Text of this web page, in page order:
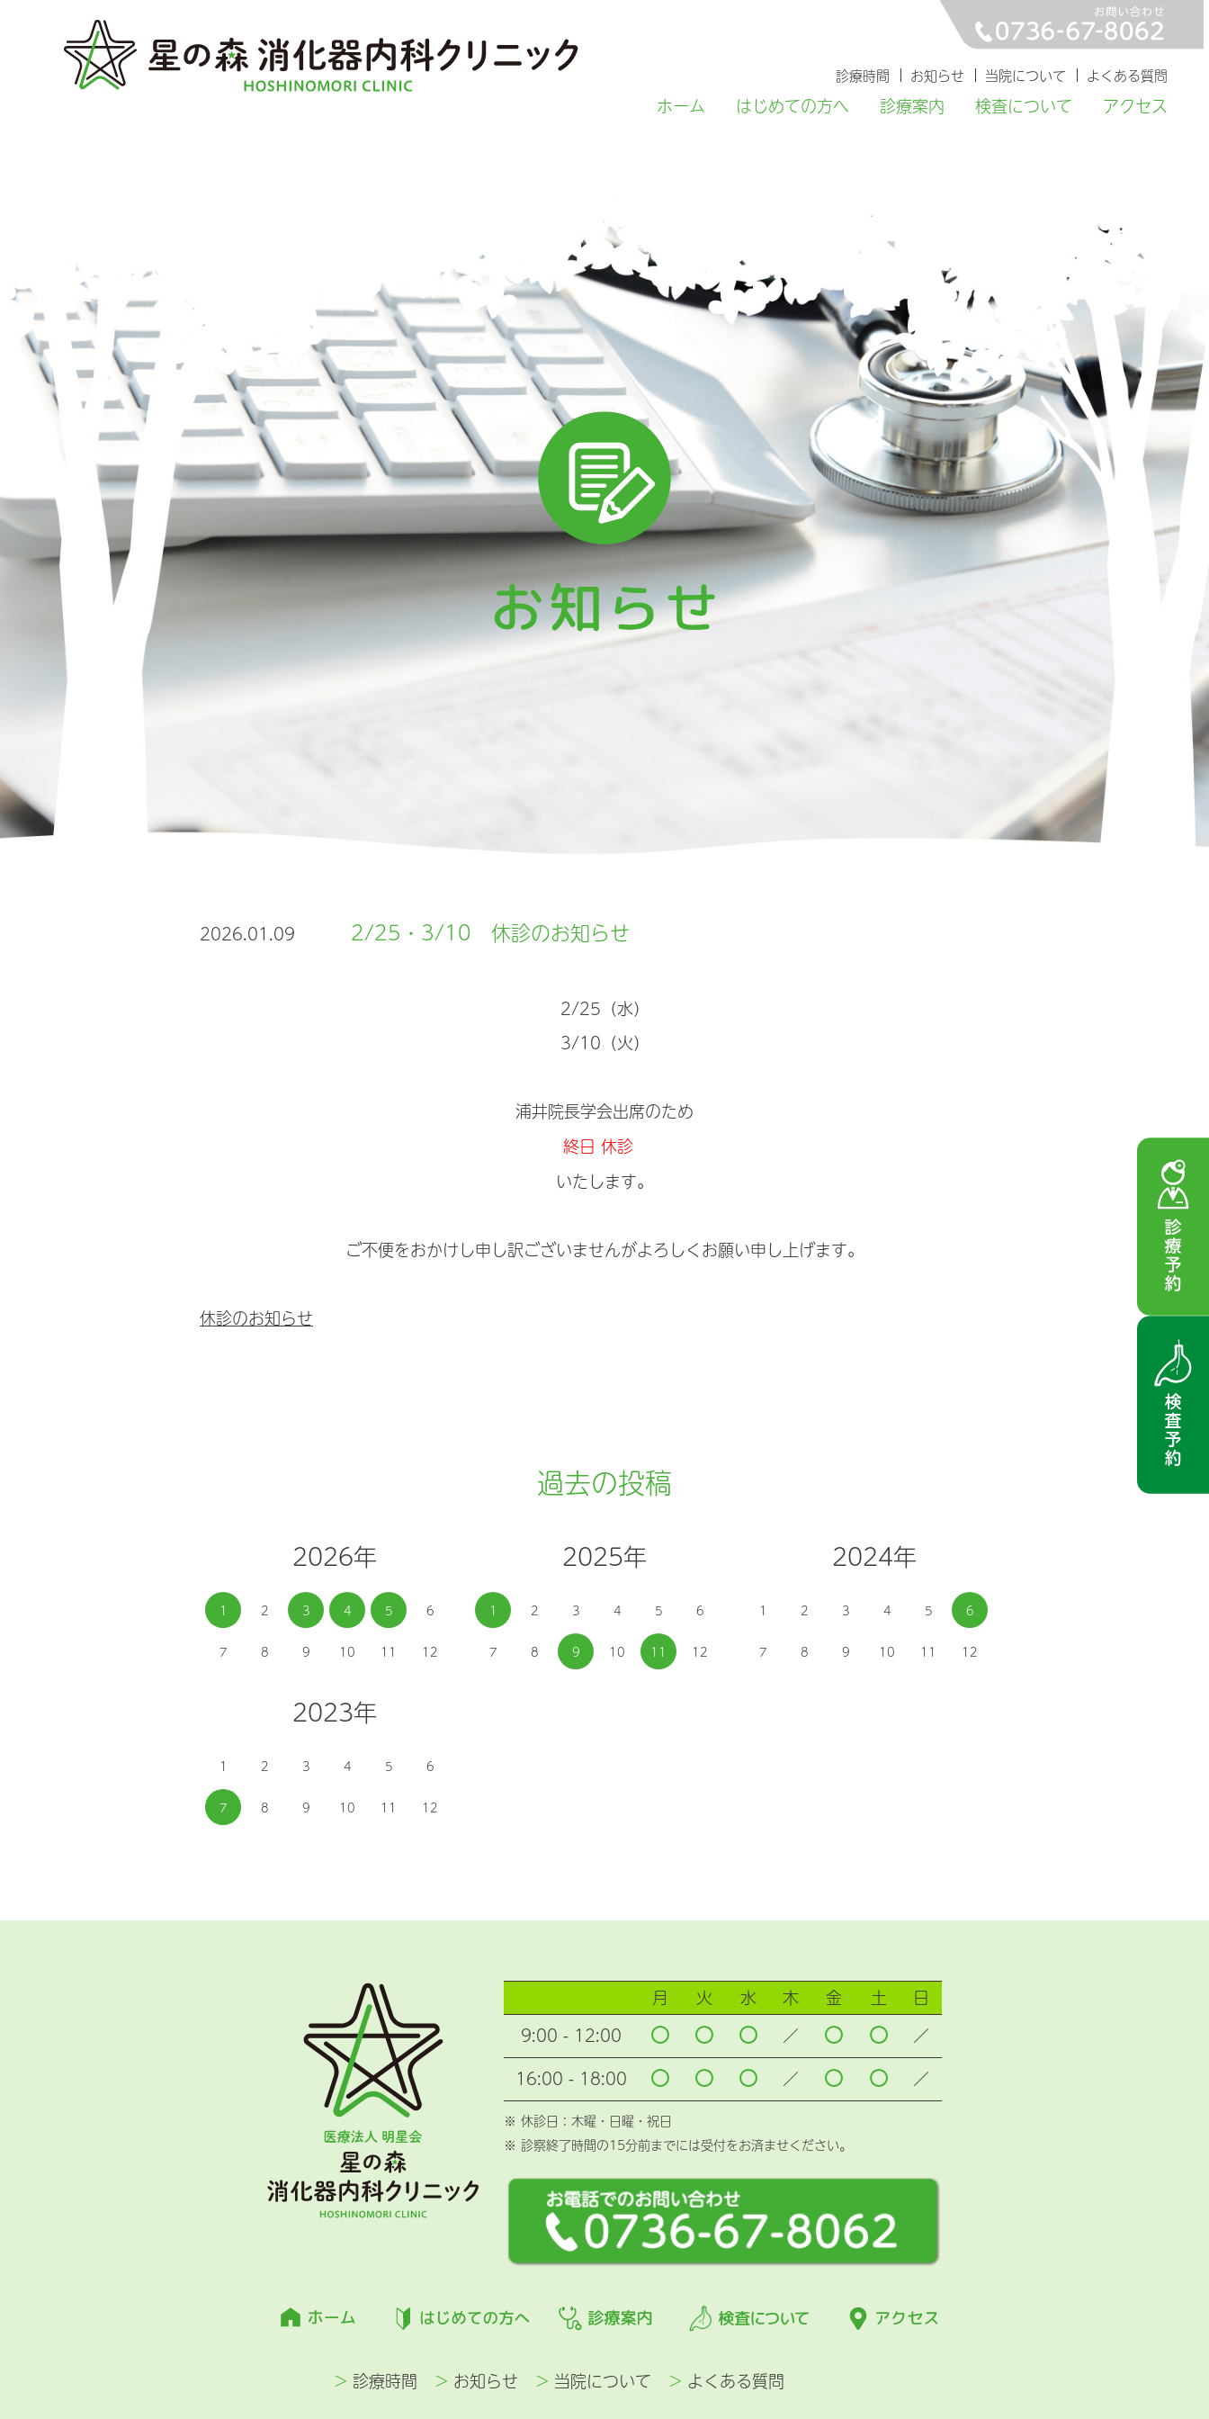
ホーム はじめての方へ 診療案内 検査について アクセス
診療時間 お知らせ 当院について よくある質問
2026.01.09 2/25・3/10 休診のお知らせ
2/25（水）
3/10（火）
浦井院長学会出席のため
終日 休診
いたします。
ご不便をおかけし申し訳ございませんがよろしくお願い申し上げます。
休診のお知らせ
過去の投稿
2026年
1 2 3 4 5 6
7 8 9 10 11 12
2025年
1 2 3 4 5 6
7 8 9 10 11 12
2024年
1 2 3 4 5 6
7 8 9 10 11 12
2023年
1 2 3 4 5 6
7 8 9 10 11 12
月 火 水 木 金 土
日
9:00 - 12:00
／
／
16:00 - 18:00
／ ／
※ 休診日 : 木曜・日曜・祝日
※ 診察終了時間の15分前までには受付をお済ませください。
> 診療時間 > お知らせ > 当院について > よくある質問